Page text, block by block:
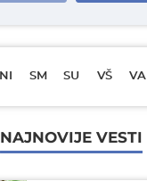
NI SM SU VŠ VA
NAJNOVIJE VESTI